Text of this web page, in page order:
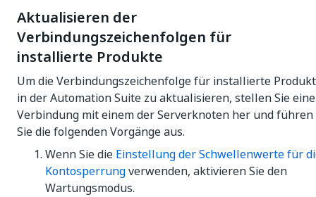
Aktualisieren der
Verbindungszeichenfolgen für
installierte Produkte
Um die Verbindungszeichenfolge für installierte
in der Automation Suite zu aktualisieren, stellen Sie eine
Verbindung mit einem der Serverknoten her und führen
Sie die folgenden Vorgänge aus.
Wenn Sie die Einstellung der Schwellenwerte für
Kontosperrungverwenden, aktivieren Sie den
Wartungsmodus.